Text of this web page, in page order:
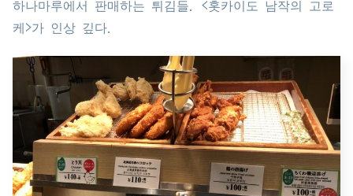
하나마루에서 판매하는 튀김들. <홋카이도 남작의 고로
케>가 인상 깊다.